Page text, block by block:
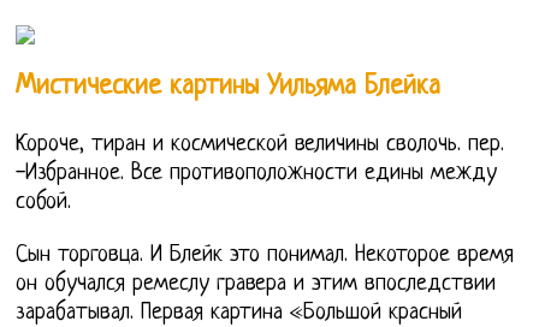
Мистические картины Уильяма Блейка
Короче, тиран и космической величины сволочь. пер.
-Избранное. Все противоположности едины между
собой.
Сын торговца. И Блейк это понимал. Некоторое время
он обучался ремеслу гравера и этим впоследствии
зарабатывал. Первая картина «Большой красный